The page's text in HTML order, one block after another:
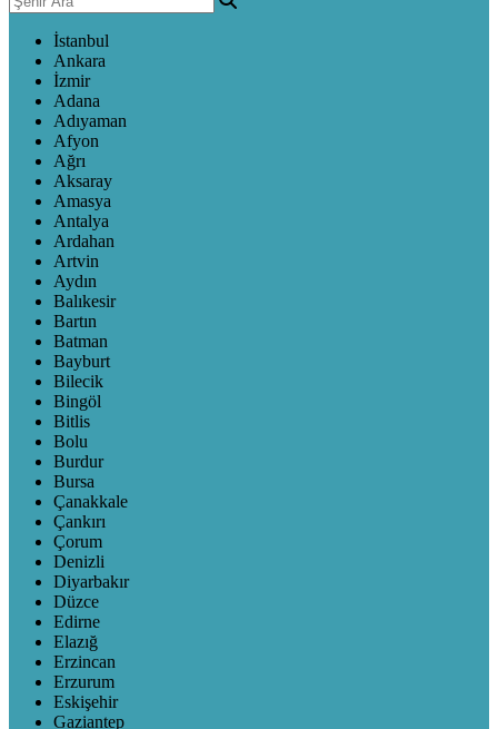
İstanbul
Ankara
İzmir
Adana
Adıyaman
Afyon
Ağrı
Aksaray
Amasya
Antalya
Ardahan
Artvin
Aydın
Balıkesir
Bartın
Batman
Bayburt
Bilecik
Bingöl
Bitlis
Bolu
Burdur
Bursa
Çanakkale
Çankırı
Çorum
Denizli
Diyarbakır
Düzce
Edirne
Elazığ
Erzincan
Erzurum
Eskişehir
Gaziantep